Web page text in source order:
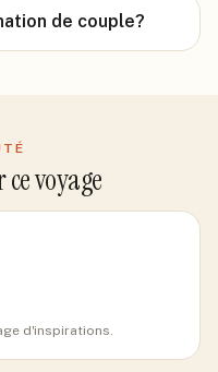
de couple?
voyage
d'inspirations.